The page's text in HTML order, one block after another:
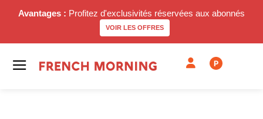
Avantages : Profitez d'exclusivités réservées aux abonnés
VOIR LES OFFRES
P